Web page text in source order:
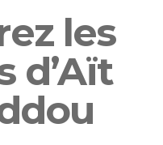
les
d’Aït